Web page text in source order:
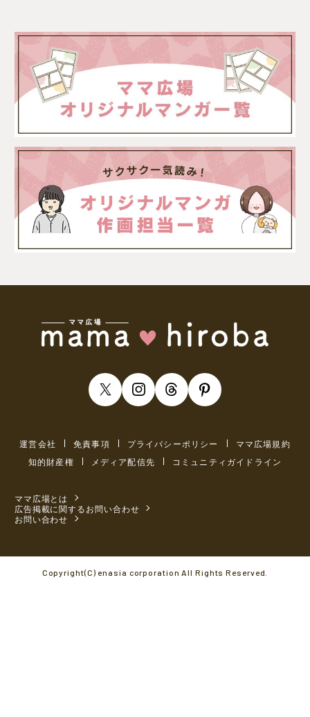
運営会社 免責事項 プライバシーポリシー
ママ広場規約
知的財産権
メディア配信先 コミュニティガイドライン
ママ広場とは
広告掲載に関するお問い合わせ
お問い合わせ
Copyright(C) enasia corporation All Rights Reserved.